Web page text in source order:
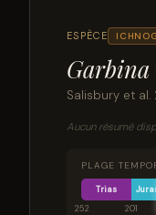
ESPÈCE
Garbina
Salisbury et al.
Aucun résumé
PLAGE
Trias
252
201